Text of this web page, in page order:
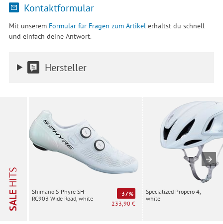
Kontaktformular
Mit unserem Formular für Fragen zum Artikelerhältst du schnell
und einfach deine Antwort.
Hersteller
SALE
HITS
Shimano S-Phyre SH-
RC903 Wide Road, white
-37%
233,90 €
Specialized Propero 4,
white